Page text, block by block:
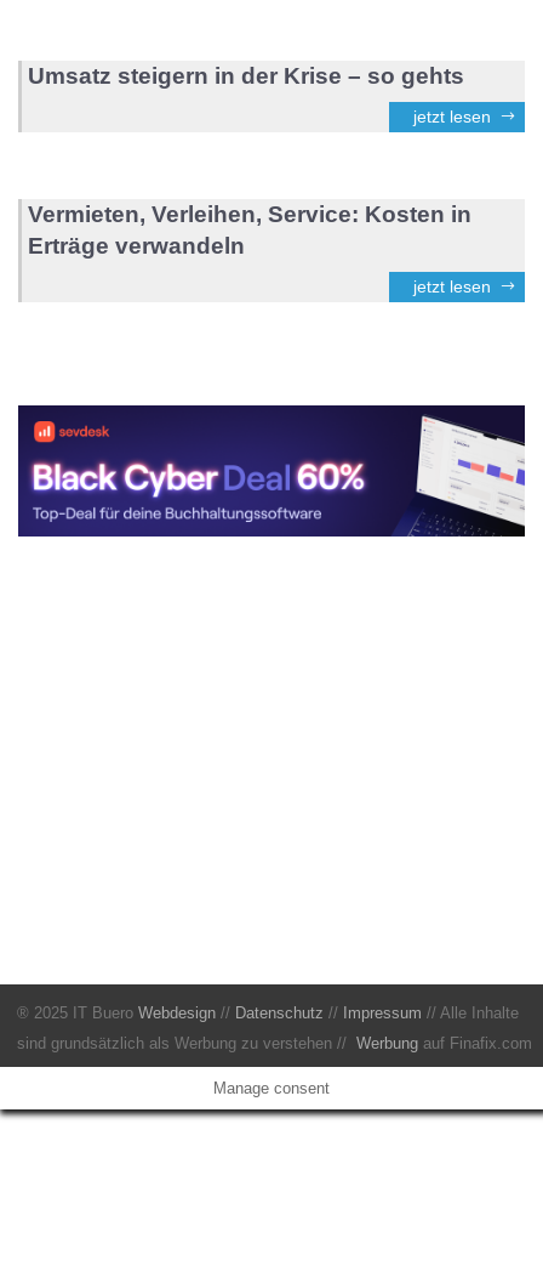
Umsatz steigern in der Krise – so gehts
jetzt lesen
Vermieten, Verleihen, Service: Kosten in
Erträge verwandeln
jetzt lesen
® 2025 IT Buero Webdesign // Datenschutz // Impressum // Alle Inhalte
sind grundsätzlich als Werbung zu verstehen // Werbung auf Finafix.com
Manage consent